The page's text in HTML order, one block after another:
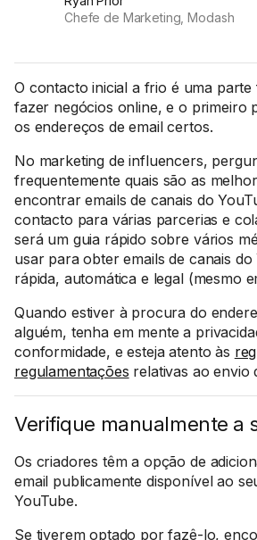
Chefe de Marketing, Modash
O contacto inicial a frio é uma parte
fazer negócios online, e o primeiro
os endereços de email certos.
No marketing de influencers,
frequentemente quais são as
encontrar emails de canais do
contacto para várias parcerias e
será um guia rápido sobre vários
usar para obter emails de canais
rápida, automática e legal (mesmo
Quando estiver à procura do
alguém, tenha em mente a
conformidade, e esteja atento às
regulamentações relativas ao envio
Verifique manualmente a
Os criadores têm a opção de
email publicamente disponível ao
YouTube.
Se tiverem optado por fazê-lo,